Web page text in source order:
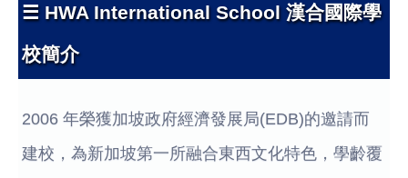
☰ HWA International School 漢合國際學
校簡介
2006 年榮獲加坡政府經濟發展局(EDB)的邀請而
建校，為新加坡第一所融合東西文化特色，學齡覆